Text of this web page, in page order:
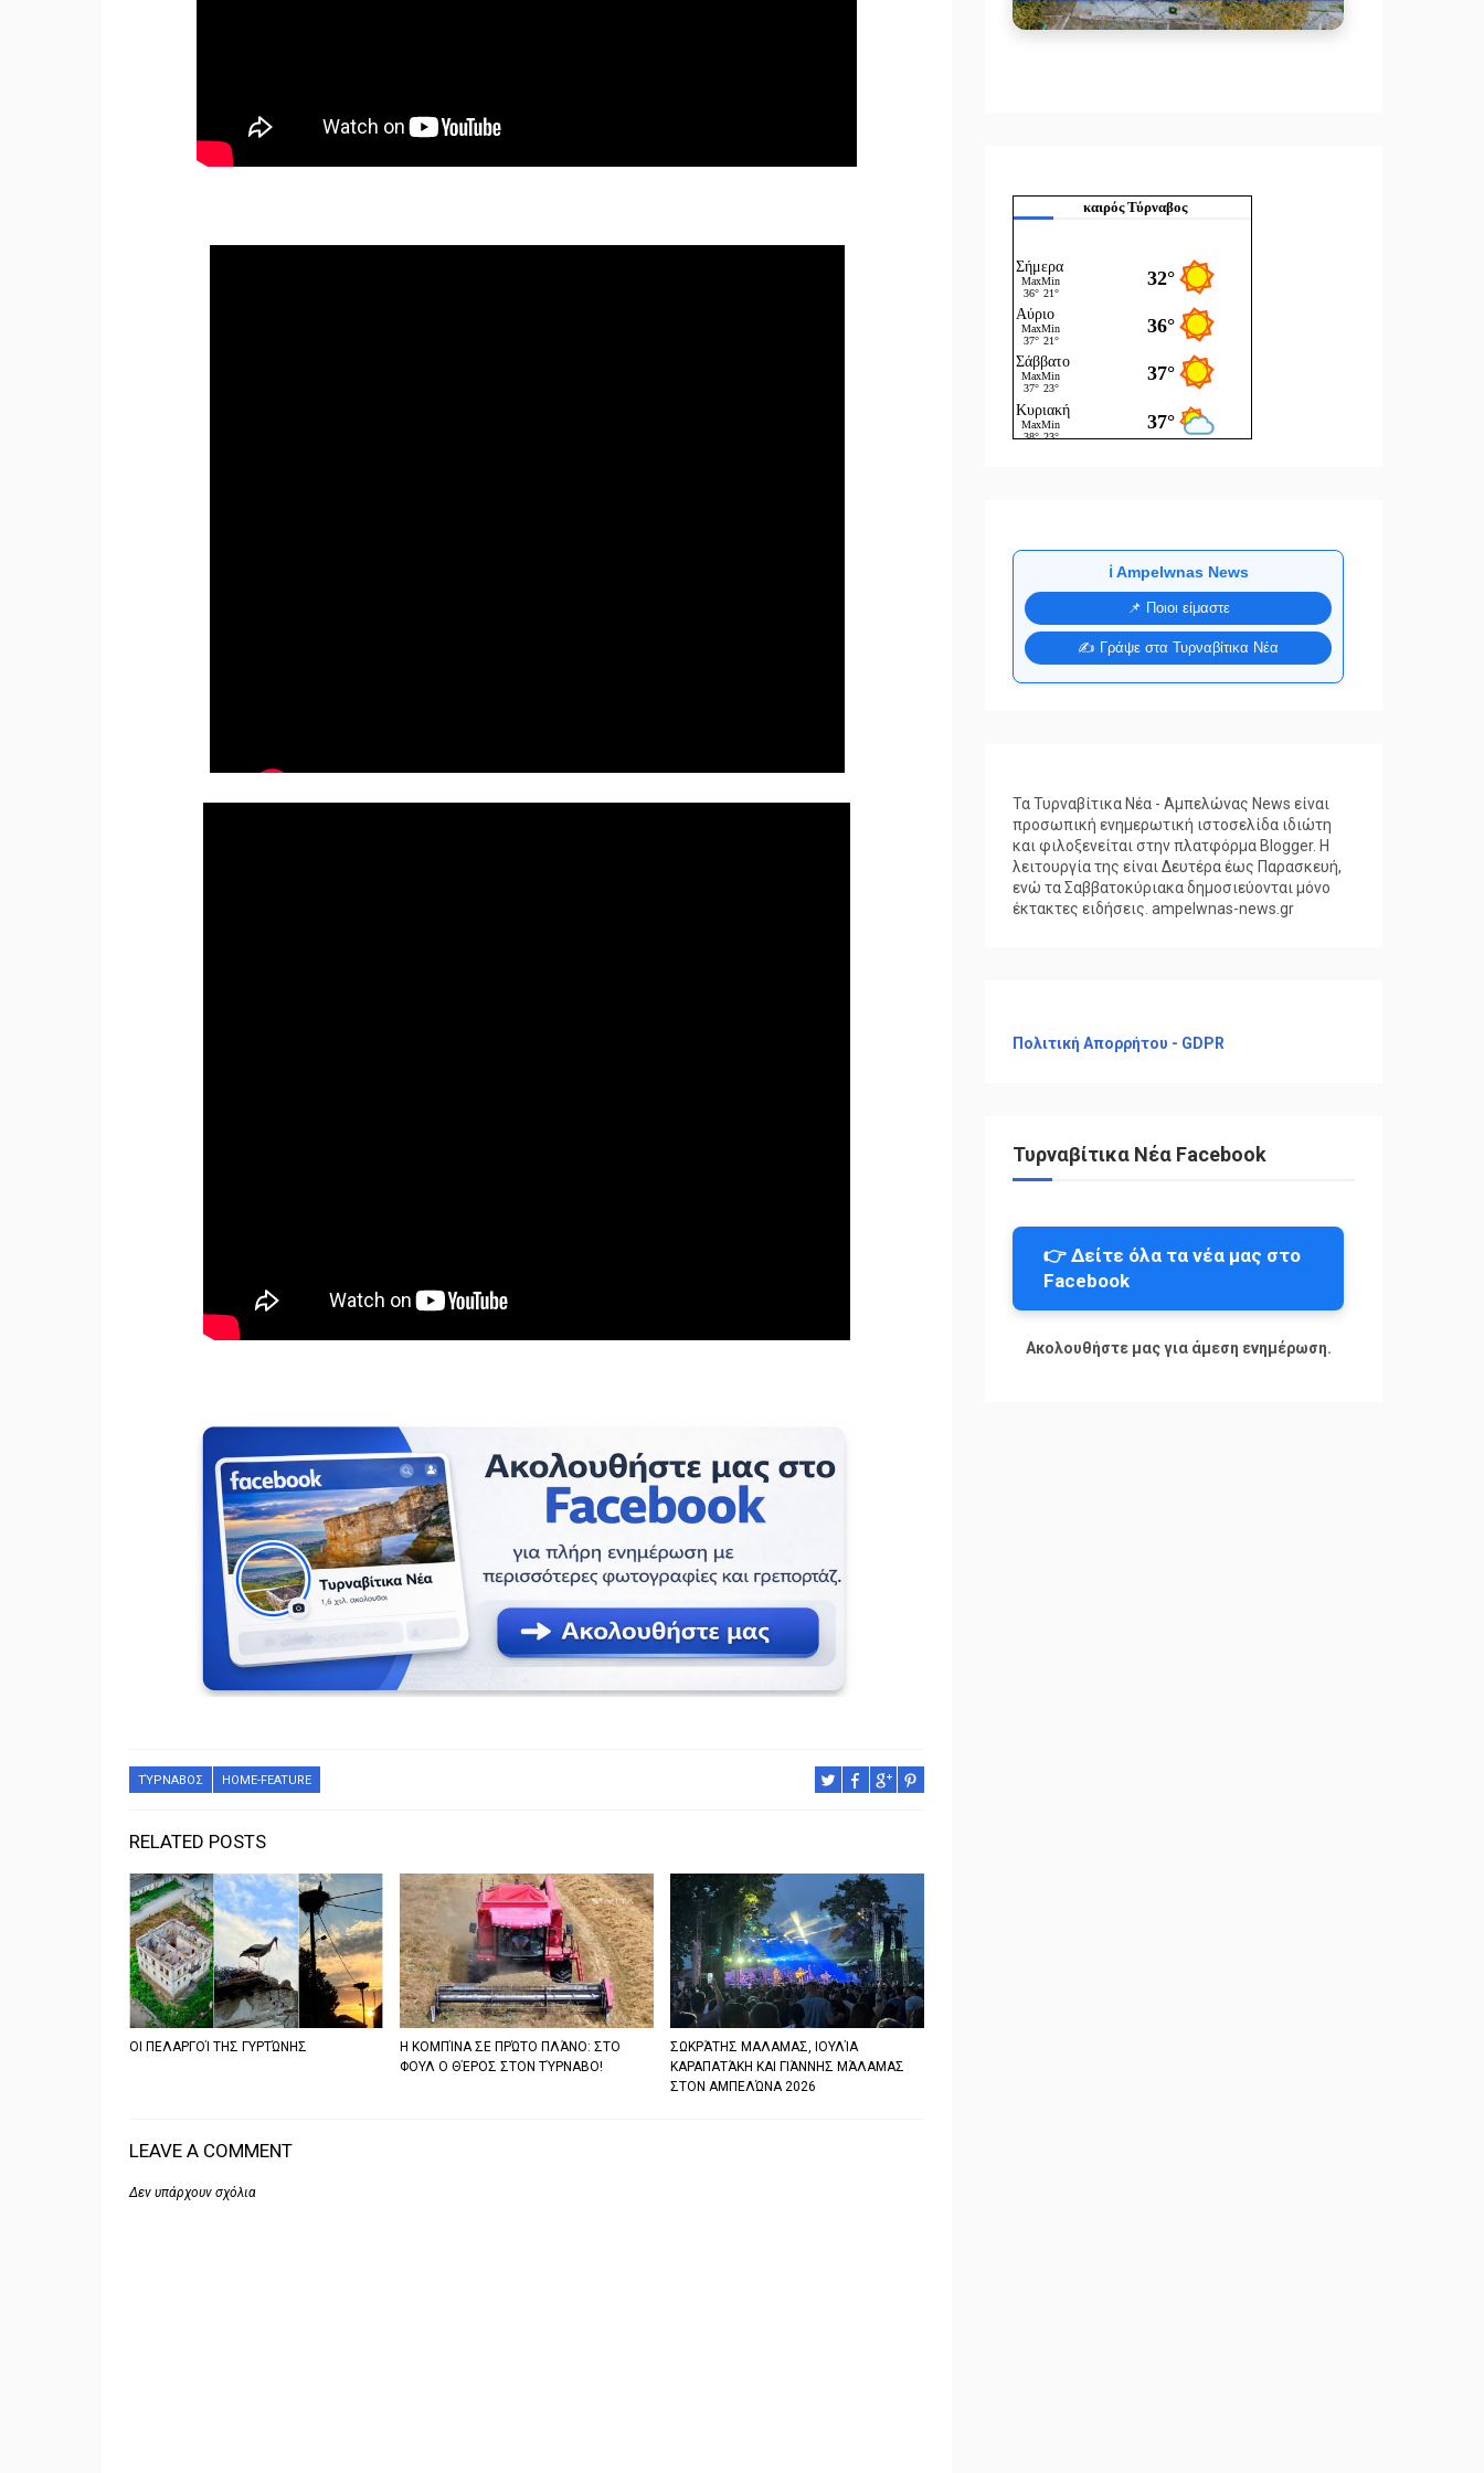
ΤΎΡΝΑΒΟΣ HOME-FEATURE
RELATED POSTS
ΟΙ ΠΕΛΑΡΓΟΊ ΤΗΣ ΓΥΡΤΏΝΗΣ
Η ΚΟΜΠΊΝΑ ΣΕ ΠΡΏΤΟ ΠΛΆΝΟ: ΣΤΟ
ΦΟΥΛ Ο ΘΈΡΟΣ ΣΤΟΝ ΤΎΡΝΑΒΟ!
ΣΩΚΡΆΤΗΣ ΜΑΛΑΜΑΣ, ΙΟΥΛΊΑ
ΚΑΡΑΠΑΤΆΚΗ ΚΑΙ ΓΙΆΝΝΗΣ ΜΆΛΑΜΑΣ
ΣΤΟΝ ΑΜΠΕΛΏΝΑ 2026
LEAVE A COMMENT
Δεν υπάρχουν σχόλια
καιρός Τύρναβος
ℹ️ Ampelwnas News
📌 Ποιοι είμαστε
✍️ Γράψε στα Τυρναβίτικα Νέα
Τα Τυρναβίτικα Νέα - Αμπελώνας News είναι
προσωπική ενημερωτική ιστοσελίδα ιδιώτη
και φιλοξενείται στην πλατφόρμα Blogger. Η
λειτουργία της είναι Δευτέρα έως Παρασκευή,
ενώ τα Σαββατοκύριακα δημοσιεύονται μόνο
έκτακτες ειδήσεις. ampelwnas-news.gr
Πολιτική Απορρήτου - GDPR
Τυρναβίτικα Νέα Facebook
👉 Δείτε όλα τα νέα μας στο
Facebook
Ακολουθήστε μας για άμεση ενημέρωση.